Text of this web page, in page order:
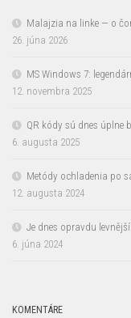
Malajzia na linke — o
26. júna 2026
MS Windows 7:
12. novembra 2025
QR kódy sú dnes úplne
6. augusta 2025
Metódy ochladenia po
12. augusta 2024
Je dnes opravdu
6. júna 2024
KOMENTÁRE